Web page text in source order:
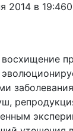
2014 в 19:460